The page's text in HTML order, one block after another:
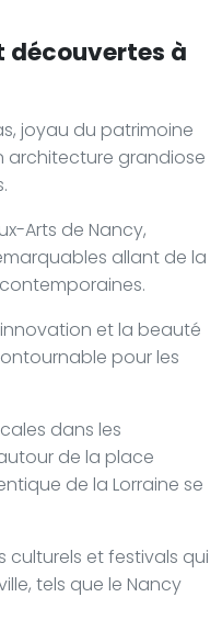
découvertes à
joyau du patrimoine
architecture grandiose
Arts de Nancy,
allant de la
et la beauté
pour les
dans les
de la place
de la Lorraine se
culturels et festivals qui
tels que le Nancy